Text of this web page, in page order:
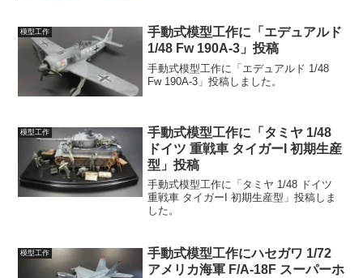
模型工作
手動式模型工作に「エデュアルド
1/48 Fw 190A-3」投稿
手動式模型工作に「エデュアルド 1/48
Fw 190A-3」投稿しました。
模型工作
手動式模型工作に「タミヤ 1/48
ドイツ 重戦車 タイガーI 初期生産
型」投稿
手動式模型工作に「タミヤ 1/48 ドイツ
重戦車 タイガーI 初期生産型」投稿しま
した。
模型工作
手動式模型工作にハセガワ 1/72
アメリカ海軍 F/A-18F スーパーホ